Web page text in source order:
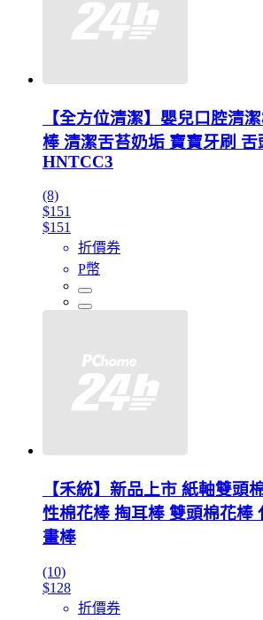
【全方位清潔】嬰兒口腔清
棒 清潔舌苔奶垢 寶寶牙刷
HNTCC3
(8)
$151
$151
折價券
P幣
【禾統】新品上市 紙軸雙頭
性棉花棒 掏耳棒 雙頭棉花棒
畫棒
(10)
$128
折價券